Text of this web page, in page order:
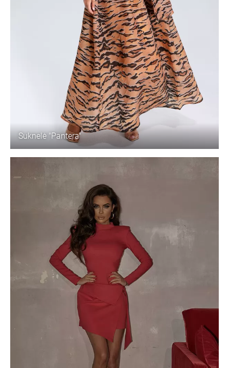
Suknelė "Pantera"